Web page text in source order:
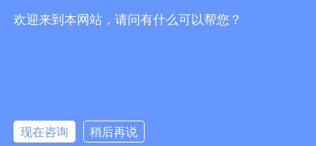
企业新闻
欢迎来到本网站，请问有什么可以帮您？
现在咨询 稍后再说